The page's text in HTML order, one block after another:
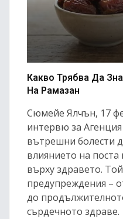
Какво Трябва Да
На Рамазан
Сюмейе Ялчън, 17
интервю за
вътрешни болести
влиянието на
върху здравето.
предупреждения –
до
сърдечното здраве.